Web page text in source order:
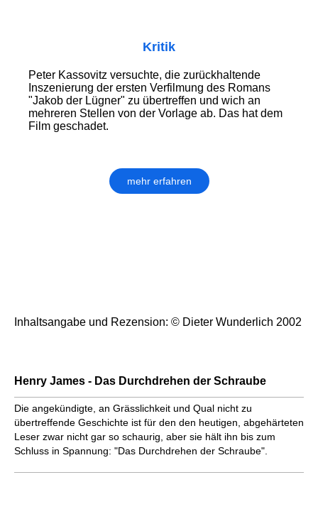
Kritik
Peter Kassovitz versuchte, die zurückhaltende
Inszenierung der ersten Verfilmung des Romans
"Jakob der Lügner" zu übertreffen und wich an
mehreren Stellen von der Vorlage ab. Das hat dem
Film geschadet.
mehr erfahren
Inhaltsangabe und Rezension: © Dieter Wunderlich 2002
Henry James - Das Durchdrehen der Schraube
Die angekündigte, an Grässlichkeit und Qual nicht zu
übertreffende Geschichte ist für den den heutigen, abgehärteten
Leser zwar nicht gar so schaurig, aber sie hält ihn bis zum
Schluss in Spannung: "Das Durchdrehen der Schraube".